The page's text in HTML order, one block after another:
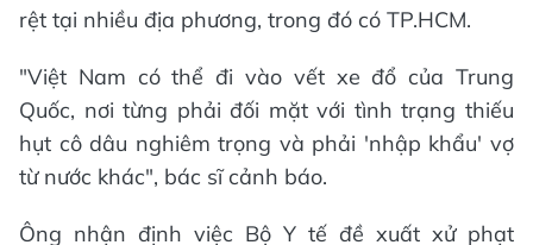
rệt tại nhiều địa phương, trong đó có TP.HCM.
"Việt Nam có thể đi vào vết xe đổ của Trung
Quốc, nơi từng phải đối mặt với tình trạng thiếu
hụt cô dâu nghiêm trọng và phải 'nhập khẩu' vợ
từ nước khác", bác sĩ cảnh báo.
Ông nhận định việc Bộ Y tế đề xuất xử phạt